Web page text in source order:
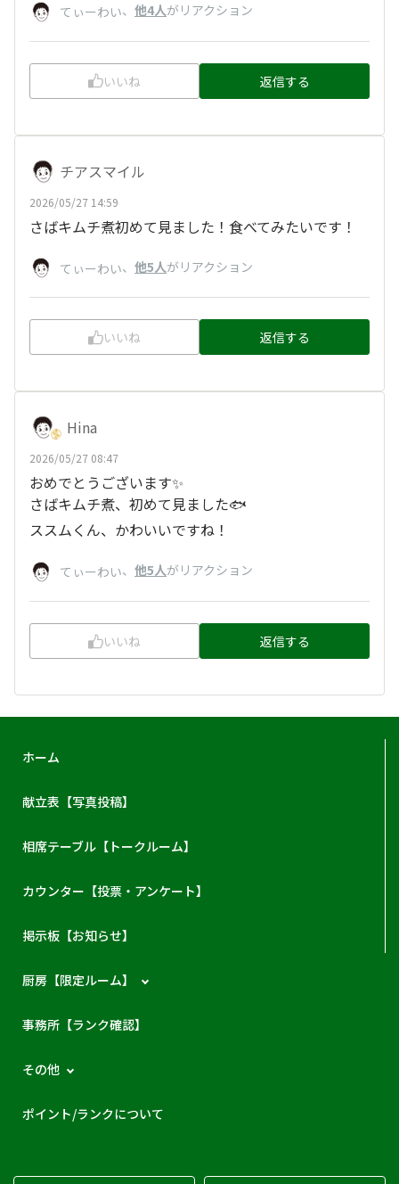
てぃーわい、 他4人がリアクション
いいね 返信する
チアスマイル
2026/05/27 14:59
さばキムチ煮初めて見ました！食べてみたいです！
てぃーわい、 他5人がリアクション
いいね 返信する
Hina
2026/05/27 08:47
おめでとうございます✨
さばキムチ煮、初めて見ました🐟
ススムくん、かわいいですね！
てぃーわい、 他5人がリアクション
いいね 返信する
ホーム
献立表【写真投稿】
相席テーブル【トークルーム】
カウンター【投票・アンケート】
掲示板【お知らせ】
厨房【限定ルーム】
事務所【ランク確認】
その他
ポイント/ランクについて